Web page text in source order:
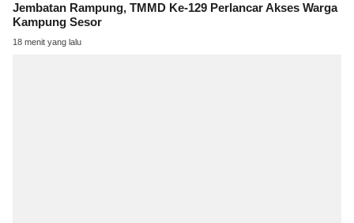
Jembatan Rampung, TMMD Ke-129 Perlancar Akses Warga
Kampung Sesor
18 menit yang lalu